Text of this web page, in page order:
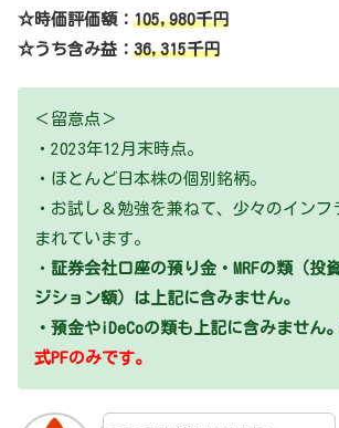
☆時価評価額： 105,980千円
☆うち含み益： 36,315千円
＜留意点＞
・2023年12月末時点。
・ほとんど日本株の個別銘柄。
・お試し＆勉強を兼ねて、少々のインフ
まれています。
・ 証券会社口座の預り金・MRFの類（投
ジション額）は上記に含みません。
・預金やiDeCoの類も上記に含みません。
式PFのみです。